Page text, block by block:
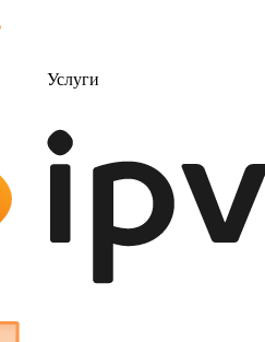
Услуги